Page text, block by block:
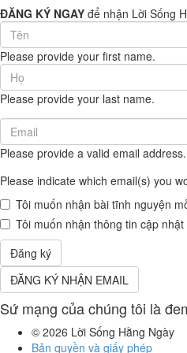
ĐĂNG KÝ NGAY để nhận Lời Sống
First
Name
(required)
Please provide your first name.
Last
Name
(required)
Please provide your last name.
Email
(required)
Please provide a valid email address.
Please indicate which email(s) you
Tôi muốn nhận bài tĩnh nguyện
Tôi muốn nhận thông tin cập nhật
Đăng ký
ĐĂNG KÝ NHẬN EMAIL
Sứ mạng của chúng tôi là
© 2026 Lời Sống Hằng Ngày
Bản quyền và giấy phép